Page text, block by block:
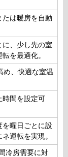
は暖房を自動
、少し先の室
を最適化。
め、快適な室温
時間を設定可
曜日ごとに設
運転を実現。
冷房需要に対